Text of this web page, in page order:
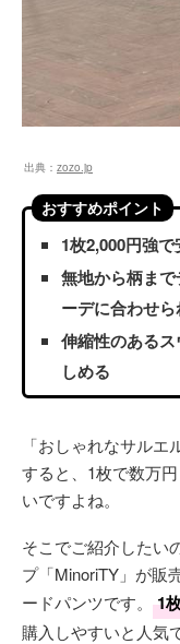
出典： zozo.jp
おすすめポイント
1枚2,000円強
無地から柄ま
ーデに合わせら
伸縮性のある
しめる
「おしゃれなサル
すると、1枚で数万
いですよね。
そこでご紹介したい
プ「MinoriTY」が販
ードパンツです。
1
購入しやすいと人気